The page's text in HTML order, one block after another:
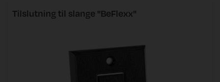
Tilslutning til slange "BeFlexx"